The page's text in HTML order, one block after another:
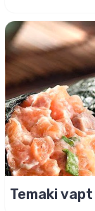
Temaki